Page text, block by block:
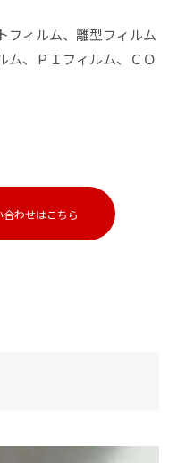
フィルム、離型フィルム
ム、ＰＩフィルム、ＣＯ
わせはこちら